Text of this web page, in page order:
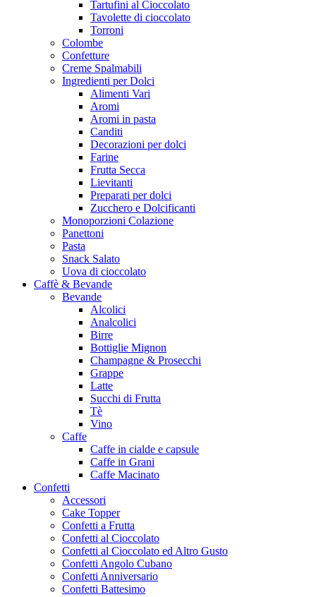
Tartufini al Cioccolato
Tavolette di cioccolato
Torroni
Colombe
Confetture
Creme Spalmabili
Ingredienti per Dolci
Alimenti Vari
Aromi
Aromi in pasta
Canditi
Decorazioni per dolci
Farine
Frutta Secca
Lievitanti
Preparati per dolci
Zucchero e Dolcificanti
Monoporzioni Colazione
Panettoni
Pasta
Snack Salato
Uova di cioccolato
Caffè & Bevande
Bevande
Alcolici
Analcolici
Birre
Bottiglie Mignon
Champagne & Prosecchi
Grappe
Latte
Succhi di Frutta
Tè
Vino
Caffe
Caffe in cialde e capsule
Caffe in Grani
Caffe Macinato
Confetti
Accessori
Cake Topper
Confetti a Frutta
Confetti al Cioccolato
Confetti al Cioccolato ed Altro Gusto
Confetti Angolo Cubano
Confetti Anniversario
Confetti Battesimo